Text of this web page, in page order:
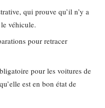
qui prouve qu’il n’y a
véhicule.
pour retracer
pour les voitures de
est en bon état de